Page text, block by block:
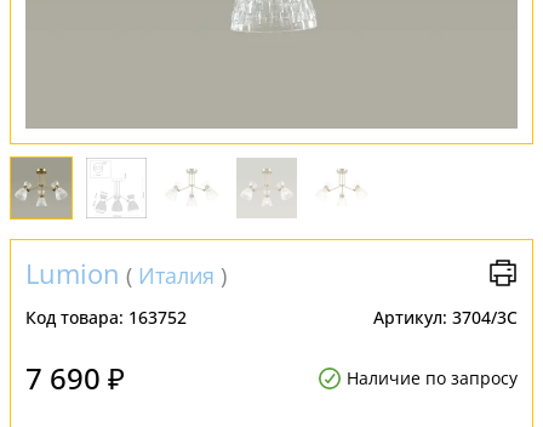
Lumion ( Италия )
Код товара: 163752 Артикул: 3704/3C
7 690 ₽ Наличие по запросу